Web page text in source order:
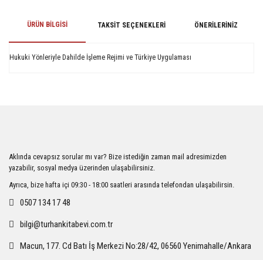
ÜRÜN BILGISI TAKSIT SEÇENEKLERI ÖNERILERINIZ
Hukuki Yönleriyle Dahilde İşleme Rejimi ve Türkiye Uygulaması
Ürün açıklamasında eksik bilgiler bulunuyor.
Ürün bilgilerinde hatalar bulunuyor.
Ürün fiyatı diğer sitelerden daha pahalı.
Aklında cevapsız sorular mı var? Bize istediğin zaman mail adresimizden
yazabilir, sosyal medya üzerinden ulaşabilirsiniz.
Ayrıca, bize hafta içi 09:30 - 18:00 saatleri arasında telefondan ulaşabilirsin.
0507 134 17 48
bilgi@turhankitabevi.com.tr
Macun, 177. Cd Batı İş Merkezi No:28/42, 06560 Yenimahalle/Ankara